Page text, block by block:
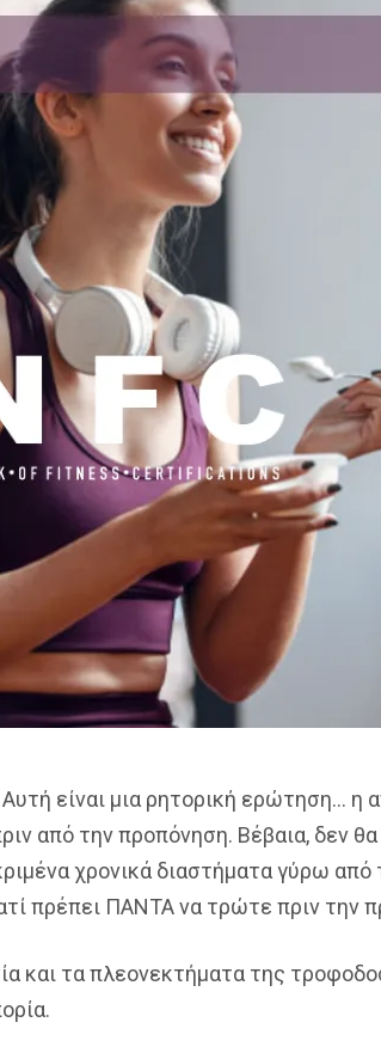
είναι μια ρητορική ερώτηση… η
από την προπόνηση. Βέβαια, δεν
χρονικά διαστήματα γύρω
πρέπει ΠΑΝΤΑ να τρώτε πριν την
και τα πλεονεκτήματα της